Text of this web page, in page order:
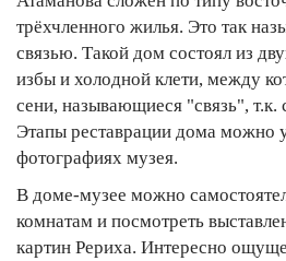
трёхчленного жилья. Это так
связью. Такой дом состоял из
избы и холодной клети, между
сени, называющиеся "связь", т.к.
Этапы реставрации дома можно
фотографиях музея.
В доме-музее можно
комнатам и посмотреть
картин Рериха. Интересно